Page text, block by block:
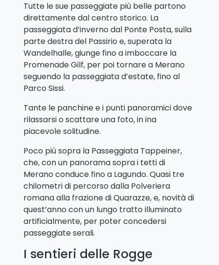
Tutte le sue passeggiate più belle partono
direttamente dal centro storico. La
passeggiata d’inverno dal Ponte Posta, sulla
parte destra del Passirio e, superata la
Wandelhalle, giunge fino a imboccare la
Promenade Gilf, per poi tornare a Merano
seguendo la passeggiata d’estate, fino al
Parco Sissi.
Tante le panchine e i punti panoramici dove
rilassarsi o scattare una foto, in ina
piacevole solitudine.
Poco più sopra la Passeggiata Tappeiner,
che, con un panorama sopra i tetti di
Merano conduce fino a Lagundo. Quasi tre
chilometri di percorso dalla Polveriera
romana alla frazione di Quarazze, e, novità di
quest’anno con un lungo tratto illuminato
artificialmente, per poter concedersi
passeggiate serali.
I sentieri delle Rogge